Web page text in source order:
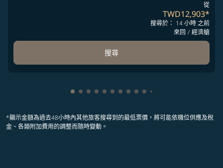
從
TWD12,903*
搜尋於： 14 小時 之前
來回 / 經濟艙
搜尋
顯示 cmp-pagination-showing-card 1
顯示 cmp-pagination-showing-card 2
顯示 cmp-pagination-showing-card
顯示 cmp-pagination-showing-
顯示 cmp-pagination-showing-
顯示 cmp-pagination-
顯示 cmp-pagination-
顯示 cmp-pagination-
顯示 cmp-pagination-
顯示 cmp-
*顯示金額為過去48小時內其他旅客搜尋到的最低票價，將可能依機位供應及稅
金、各類附加費用的調整而隨時變動。